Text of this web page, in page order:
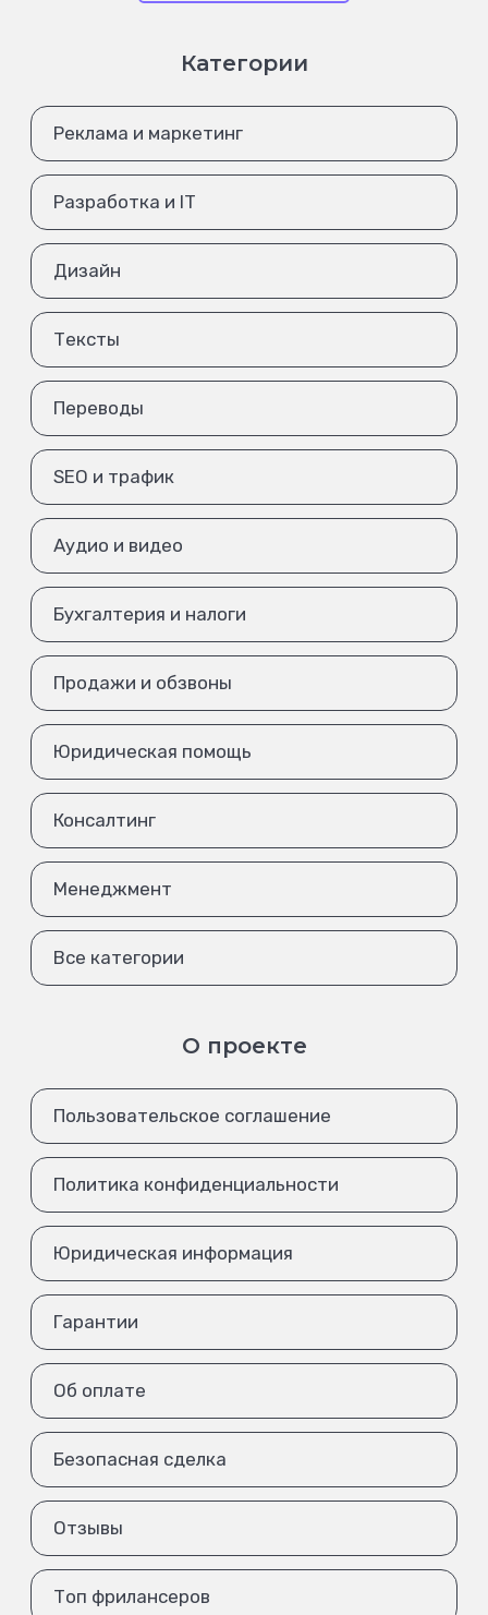
Категории
Реклама и маркетинг
Разработка и IT
Дизайн
Тексты
Переводы
SEO и трафик
Аудио и видео
Бухгалтерия и налоги
Продажи и обзвоны
Юридическая помощь
Консалтинг
Менеджмент
Все категории
О проекте
Пользовательское соглашение
Политика конфиденциальности
Юридическая информация
Гарантии
Об оплате
Безопасная сделка
Отзывы
Топ фрилансеров